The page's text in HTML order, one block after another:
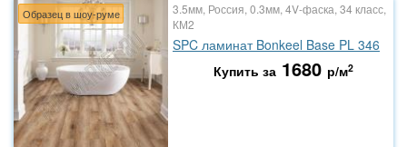
Образец в шоу-руме
3.5мм, Россия, 0.3мм, 4V-фаска, 34 класс,
КМ2
SPC ламинат Bonkeel Base PL 346
Купить за 1680 р/м2